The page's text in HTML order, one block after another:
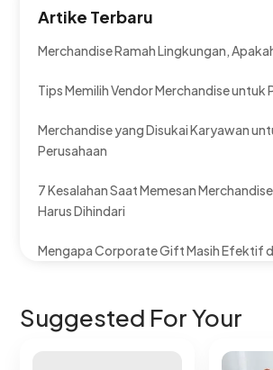
Artike Terbaru
Merchandise Ramah Lingkungan,
Tips Memilih Vendor Merchandise untuk
Merchandise yang Disukai Karyawan
Perusahaan
7 Kesalahan Saat Memesan
Harus Dihindari
Mengapa Corporate Gift Masih Efektif
Suggested For Your